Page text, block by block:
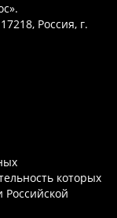
Россия, г.
которых